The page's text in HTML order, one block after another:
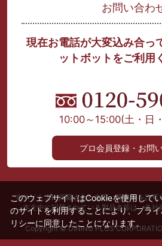
お問い合わ
現在お電話が大変込み合っ
ットボットをご利用
10:00～15:00(土・日
プロ会員登録・お問
当サイト上に掲載された文章、画像等を許可
本文中に記載されている製品名等は、各社
Copyright © DINING PLUS
このウェブサイトはCookieを使用して
のサイトを利用することにより、プラ
リシーに同意したことになります。